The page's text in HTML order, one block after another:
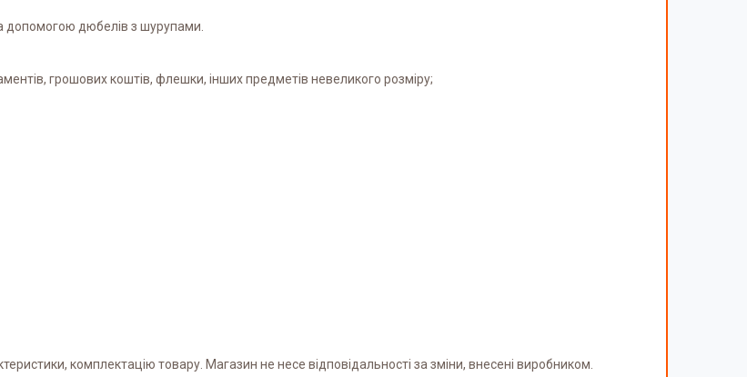
допомогою дюбелів з шурупами.
грошових коштів, флешки, інших предметів невеликого розміру;
комплектацію товару. Магазин не несе відповідальності за зміни, внесені виробником.